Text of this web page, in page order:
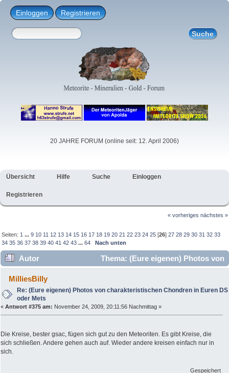
Einloggen Registrieren
20 JAHRE FORUM (online seit: 12. April 2006)
Übersicht Hilfe Suche Einloggen
Registrieren
« vorheriges nächstes »
Seiten: 1 ...9 10 11 12 13 14 15 16 17 18 19 20 21 22 23 24 25 [26]27 28 29 30 31 32 33
34 35 36 37 38 39 40 41 42 43 ...64 Nach unten
Autor
Thema: (Eure eigenen) Photos von
charakteristischen Chondren in Euren DS oder Mets
(Gelesen 347430 mal)
MilliesBilly
Re: (Eure eigenen) Photos von charakteristischen Chondren in Euren DS
oder Mets
« Antwort #375 am: November 24, 2009, 20:11:56 Nachmittag »
Die Kreise, bester gsac, fügen sich gut zu den Meteoriten. Es gibt Kreise, die
sich schließen. Andere gehen auch auf. Wieder andere kreisen einfach nur in
sich.
Gespeichert